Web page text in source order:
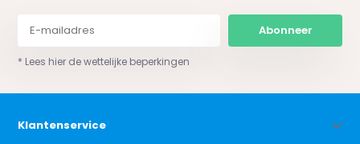
Abonneer
* Lees hier de wettelijke beperkingen
Klantenservice